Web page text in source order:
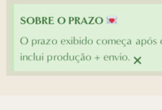
SOBRE O PRAZO
O prazo exibido começa após
inclui produção + envio. ×